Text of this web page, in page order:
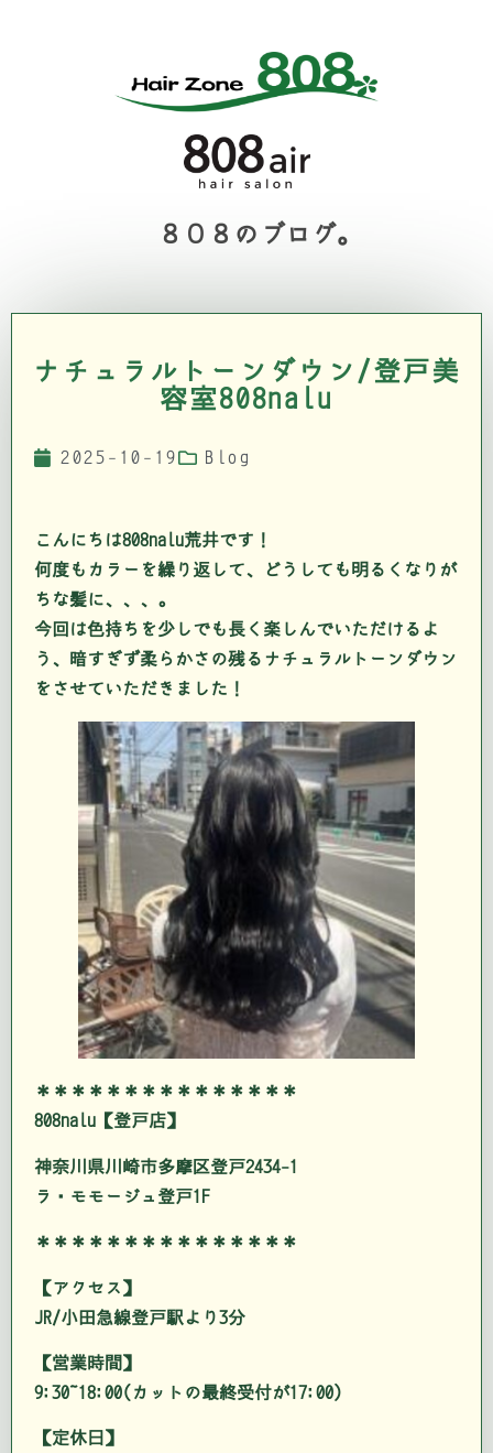
８０８のブログ。
ナチュラルトーンダウン/登戸美
容室808nalu
2025-10-19 Blog
こんにちは808nalu荒井です！
何度もカラーを繰り返して、どうしても明るくなりが
ちな髪に、、、。
今回は色持ちを少しでも長く楽しんでいただけるよ
う、暗すぎず柔らかさの残るナチュラルトーンダウン
をさせていただきました！
＊＊＊＊＊＊＊＊＊＊＊＊＊＊＊
808nalu【登戸店】
神奈川県川崎市多摩区登戸2434-1
ラ・モモージュ登戸1F
＊＊＊＊＊＊＊＊＊＊＊＊＊＊＊
【アクセス】
JR/小田急線登戸駅より3分
【営業時間】
9:30~18:00(カットの最終受付が17:00)
【定休日】